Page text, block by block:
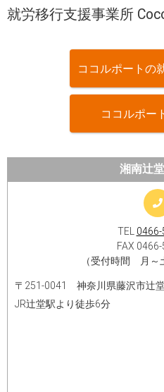
就労移行支援事業所
ココルポートの
ココルポー
湘南辻
TEL 0466-
FAX
（受付時間 月～
〒251-0041 神奈川県藤沢市辻
JR辻堂駅より徒歩6分